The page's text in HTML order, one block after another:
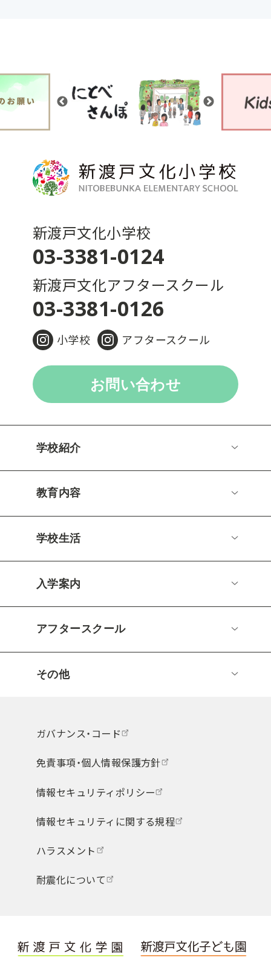
新渡戸文化小学校
03-3381-0124
新渡戸文化アフタースクール
03-3381-0126
小学校 アフタースクール
お問い合わせ
学校紹介
教育内容
学校生活
入学案内
アフタースクール
その他
ガバナンス・コード
免責事項・個人情報保護方針
情報セキュリティポリシー
情報セキュリティに関する規程
ハラスメント
耐震化について